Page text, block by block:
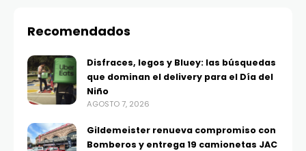
Recomendados
Disfraces, legos y Bluey: las búsquedas
que dominan el delivery para el Día del
Niño
AGOSTO 7, 2026
Gildemeister renueva compromiso con
Bomberos y entrega 19 camionetas JAC